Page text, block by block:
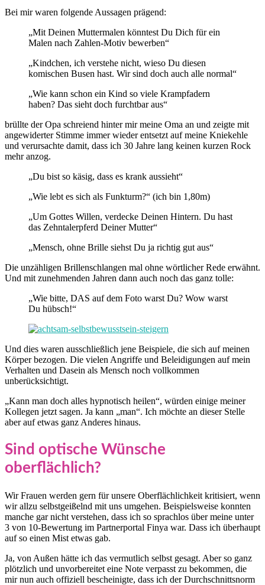
Bei mir waren folgende Aussagen prägend:
„Mit Deinen Muttermalen könntest Du Dich für ein
Malen nach Zahlen-Motiv bewerben“
„Kindchen, ich verstehe nicht, wieso Du diesen
komischen Busen hast. Wir sind doch auch alle normal“
„Wie kann schon ein Kind so viele Krampfadern
haben? Das sieht doch furchtbar aus“
brüllte der Opa schreiend hinter mir meine Oma an und zeigte mit
angewiderter Stimme immer wieder entsetzt auf meine Kniekehle
und verursachte damit, dass ich 30 Jahre lang keinen kurzen Rock
mehr anzog.
„Du bist so käsig, dass es krank aussieht“
„Wie lebt es sich als Funkturm?“ (ich bin 1,80m)
„Um Gottes Willen, verdecke Deinen Hintern. Du hast
das Zehntalerpferd Deiner Mutter“
„Mensch, ohne Brille siehst Du ja richtig gut aus“
Die unzähligen Brillenschlangen mal ohne wörtlicher Rede erwähnt.
Und mit zunehmenden Jahren dann auch noch das ganz tolle:
„Wie bitte, DAS auf dem Foto warst Du? Wow warst
Du hübsch!“
Und dies waren ausschließlich jene Beispiele, die sich auf meinen
Körper bezogen. Die vielen Angriffe und Beleidigungen auf mein
Verhalten und Dasein als Mensch noch vollkommen
unberücksichtigt.
„Kann man doch alles hypnotisch heilen“, würden einige meiner
Kollegen jetzt sagen. Ja kann „man“. Ich möchte an dieser Stelle
aber auf etwas ganz Anderes hinaus.
Sind optische Wünsche
oberflächlich?
Wir Frauen werden gern für unsere Oberflächlichkeit kritisiert, wenn
wir allzu selbstgeißelnd mit uns umgehen. Beispielsweise konnten
manche gar nicht verstehen, dass ich so sprachlos über meine unter
3 von 10-Bewertung im Partnerportal Finya war. Dass ich überhaupt
auf so einen Mist etwas gab.
Ja, von Außen hätte ich das vermutlich selbst gesagt. Aber so ganz
plötzlich und unvorbereitet eine Note verpasst zu bekommen, die
mir nun auch offiziell bescheinigte, dass ich der Durchschnittsnorm